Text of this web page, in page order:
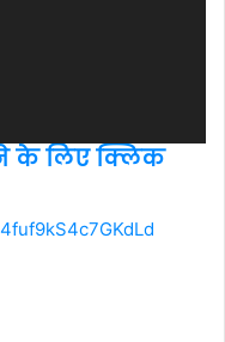
के लिए क्लिक